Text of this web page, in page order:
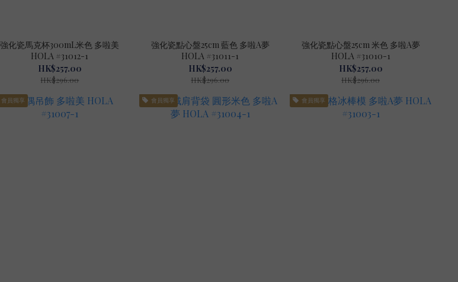
強化瓷馬克杯300mL米色 多啦美
HOLA #31012-1
HK$257.00
HK$296.00
強化瓷點心盤25cm 藍色 多啦A夢
HOLA #31011-1
HK$257.00
HK$296.00
強化瓷點心盤25cm 米色 多啦A夢
HOLA #31010-1
HK$257.00
HK$296.00
會員獨享 會員獨享 會員獨享